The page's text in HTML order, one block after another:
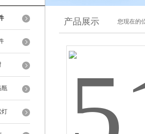
瓶
灯
产品展示 您现在的